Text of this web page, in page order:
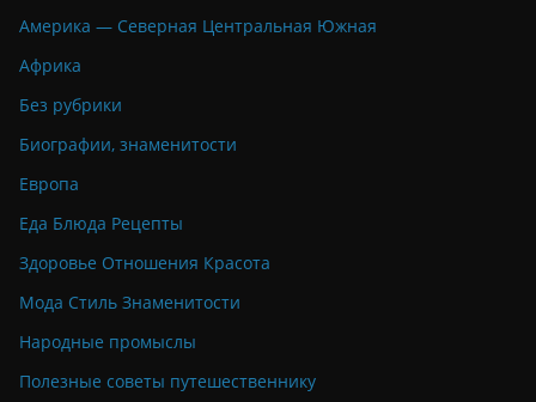
Америка — Северная Центральная Южная
Африка
Без рубрики
Биографии, знаменитости
Европа
Еда Блюда Рецепты
Здоровье Отношения Красота
Мода Стиль Знаменитости
Народные промыслы
Полезные советы путешественнику